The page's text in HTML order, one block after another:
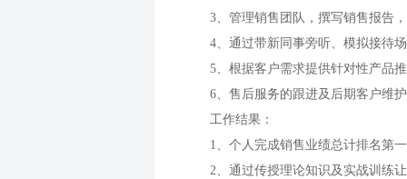
3、管理销售团队，撰写销售报告
4、通过带新同事旁听、模拟接待
5、根据客户需求提供针对性产品
6、售后服务的跟进及后期客户维
工作结果：
1、个人完成销售业绩总计排名第
2、通过传授理论知识及实战训练